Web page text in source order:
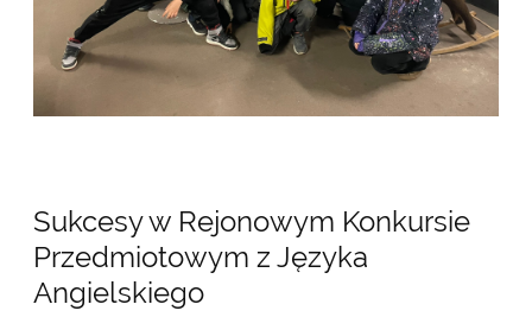
Sukcesy w Rejonowym Konkursie
Przedmiotowym z Języka
Angielskiego